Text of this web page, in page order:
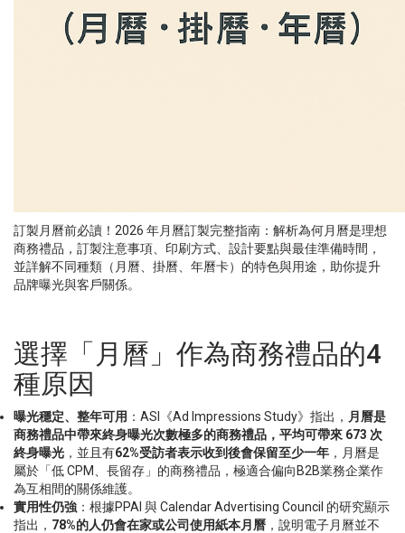
訂製月曆前必讀！2026 年月曆訂製完整指南：解析為何月曆是理想
商務禮品，訂製注意事項、印刷方式、設計要點與最佳準備時間，
並詳解不同種類（月曆、掛曆、年曆卡）的特色與用途，助你提升
品牌曝光與客戶關係。
選擇「月曆」作為商務禮品的4
種原因
曝光穩定、整年可用 ：ASI《Ad Impressions Study》指出， 月曆是
商務禮品中帶來終身曝光次數極多的商務禮品，平均可帶來 673 次
終身曝光 ，並且有62%受訪者表示收到後會保留至少一年 ，月曆是
屬於「低 CPM、長留存」的商務禮品，極適合偏向B2B業務企業作
為互相間的關係維護。
實用性仍強 ：根據PPAI 與 Calendar Advertising Council 的研究顯示
指出， 78%的人仍會在家或公司使用紙本月曆 ，說明電子月曆並不